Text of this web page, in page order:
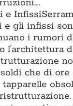
e Infissi
e gli infissi
i rumori
l’architettura
che di ore
tapparelle